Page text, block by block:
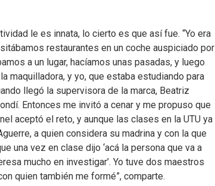
le es innata, lo cierto es que así fue. “Yo era
restaurantes en un coche auspiciado por
a un lugar, hacíamos unas pasadas, y luego
maquilladora, y yo, que estaba estudiando para
llegó la supervisora de la marca, Beatriz
Entonces me invitó a cenar y me propuso que
aceptó el reto, y aunque las clases en la UTU ya
a quien considera su madrina y con la que
una vez en clase dijo ‘acá la persona que va a
mucho en investigar’. Yo tuve dos maestros
quien también me formé”, comparte.